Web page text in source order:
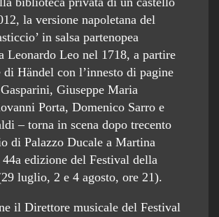
la versione napoletana del
in salsa partenopea
Leonardo Leo nel 1718, a partire
di Händel con l’innesto di pagine
Giuseppe Maria
Porta, Domenico Sarro e
– torna in scena dopo trecento
di Palazzo Ducale a Martina
edizione del Festival della
luglio, 2 e 4 agosto, ore 21).
il Direttore musicale del Festival